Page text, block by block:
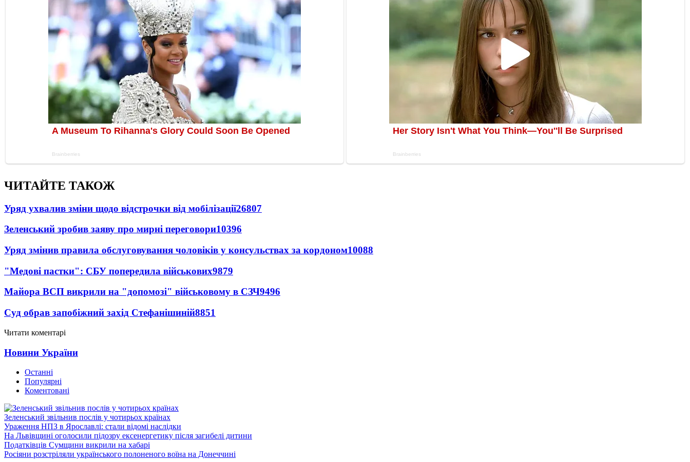
ЧИТАЙТЕ ТАКОЖ
Уряд ухвалив зміни щодо відстрочки від мобілізації26807
Зеленський зробив заяву про мирні переговори10396
Уряд змінив правила обслуговування чоловіків у консульствах за кордоном10088
"Медові пастки": СБУ попередила військових9879
Майора ВСП викрили на "допомозі" військовому в СЗЧ9496
Суд обрав запобіжний захід Стефанішиній8851
Читати коментарі
Новини України
Останні
Популярні
Коментовані
Зеленський звільнив послів у чотирьох країнах
Ураження НПЗ в Ярославлі: стали відомі наслідки
На Львівщині оголосили підозру ексенергетику після загибелі дитини
Податківців Сумщини викрили на хабарі
Росіяни розстріляли українського полоненого воїна на Донеччині